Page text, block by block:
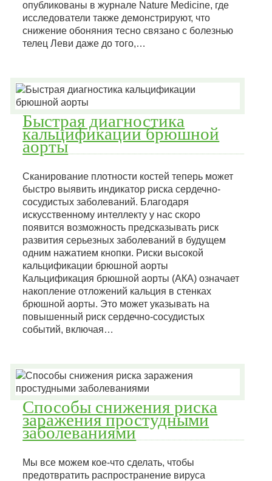
опубликованы в журнале Nature Medicine, где
исследователи также демонстрируют, что
снижение обоняния тесно связано с болезнью
телец Леви даже до того,…
Быстрая диагностика
кальцификации брюшной
аорты
Сканирование плотности костей теперь может
быстро выявить индикатор риска сердечно-
сосудистых заболеваний. Благодаря
искусственному интеллекту у нас скоро
появится возможность предсказывать риск
развития серьезных заболеваний в будущем
одним нажатием кнопки. Риски высокой
кальцификации брюшной аорты
Кальцификация брюшной аорты (АКА) означает
накопление отложений кальция в стенках
брюшной аорты. Это может указывать на
повышенный риск сердечно-сосудистых
событий, включая…
Способы снижения риска
заражения простудными
заболеваниями
Мы все можем кое-что сделать, чтобы
предотвратить распространение вируса